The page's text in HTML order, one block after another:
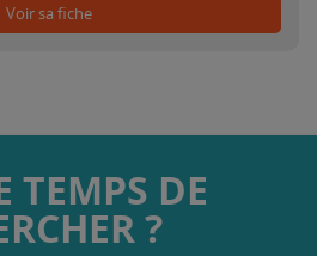
Voir sa fiche
TEMPS DE
?